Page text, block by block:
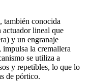
también conocida
actuador lineal que
y un engranaje
la cremallera
se utiliza a
y repetibles, lo que lo
de pórtico.